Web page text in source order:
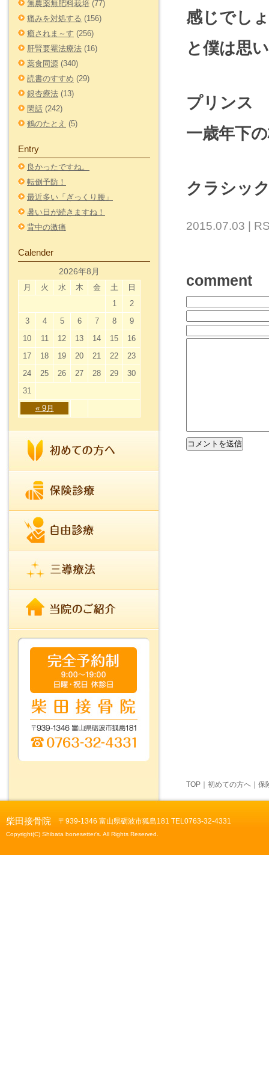
無農薬無肥料栽培 (77)
痛みを対処する (156)
癒されま～す (256)
肝腎要罨法療法 (16)
薬食同源 (340)
読書のすすめ (29)
銀杏療法 (13)
閑話 (242)
鶴のたとえ (5)
Entry
良かったですね。
転倒予防！
最近多い「ぎっくり腰」
暑い日が続きますね！
背中の激痛
Calender
2026年8月
月 火 水 木 金 土 日
« 9月
1
2
3
4 5 6 7 8
9
10
11 12 13 14 15
16
17
18 19 20 21 22
23
24
25 26 27 28 29
30
31
感じでし
と僕は思
プリンス
一歳年下
クラシッ
2015.07.03 |
comment
TOP 初めての方へ 保
柴田接骨院 〒939-1346 富山県砺波市狐島181 TEL0763-32-4331
Copyright(C) Shibata bonesetter's. All Rights Reserved.